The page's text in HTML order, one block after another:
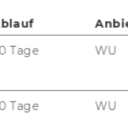
Tage WU
Tage WU